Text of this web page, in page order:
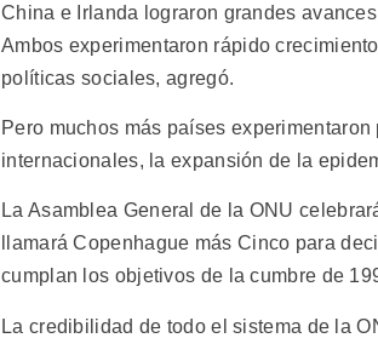
China e Irlanda lograron grandes
Ambos experimentaron rápido
políticas sociales, agregó.
Pero muchos más países
internacionales, la expansión de la
La Asamblea General de la ONU
llamará Copenhague más Cinco para
cumplan los objetivos de la cumbre de
La credibilidad de todo el sistema de la